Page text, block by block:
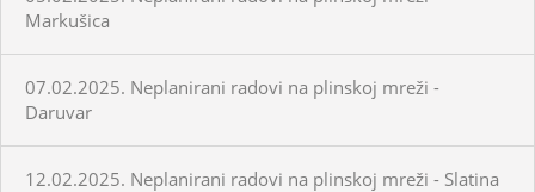
Markušica
07.02.2025. Neplanirani radovi na plinskoj mreži -
Daruvar
12.02.2025. Neplanirani radovi na plinskoj mreži - Slatina